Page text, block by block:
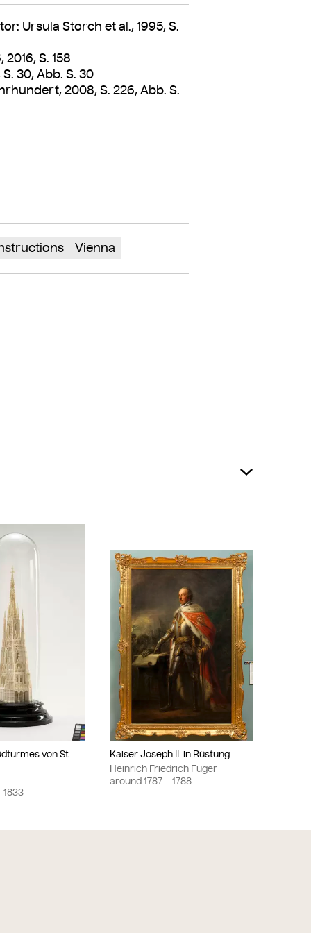
Ursula Storch et al., 1995, S.
S. 158
30, Abb. S. 30
2008, S. 226, Abb. S.
Vienna
von St.
1833
Kaiser Joseph II. in Rüstung
Heinrich Friedrich Füger
around1787– 1788